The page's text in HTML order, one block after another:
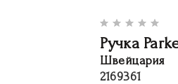
Ручка
Швейцария
2169361